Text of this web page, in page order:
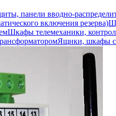
панели вводно-
включения резерва)
Шкафы телемеханики,
Ящики, шкафы